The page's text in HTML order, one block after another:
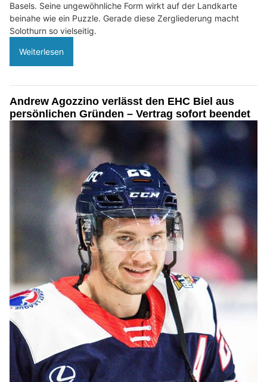
Basels. Seine ungewöhnliche Form wirkt auf der Landkarte
beinahe wie ein Puzzle. Gerade diese Zergliederung macht
Solothurn so vielseitig.
Weiterlesen
Andrew Agozzino verlässt den EHC Biel aus
persönlichen Gründen – Vertrag sofort beendet